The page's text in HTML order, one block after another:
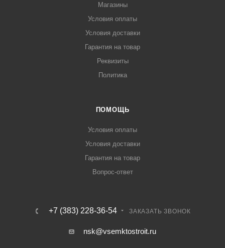
Магазины
Условия оплаты
Условия доставки
Гарантия на товар
Реквизиты
Политика
ПОМОЩЬ
Условия оплаты
Условия доставки
Гарантия на товар
Вопрос-ответ
+7 (383) 228-36-54 ЗАКАЗАТЬ ЗВОНОК
nsk@vsemktostroit.ru